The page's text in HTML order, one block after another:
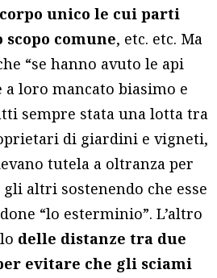
corpo unico le cui parti
comune, etc. etc. Ma
“se hanno avuto le api
loro mancato biasimo e
sempre stata una lotta tra
di giardini e vigneti,
tutela a oltranza per
altri sostenendo che esse
“lo esterminio”. L’altro
delle distanze tra due
evitare che gli sciami